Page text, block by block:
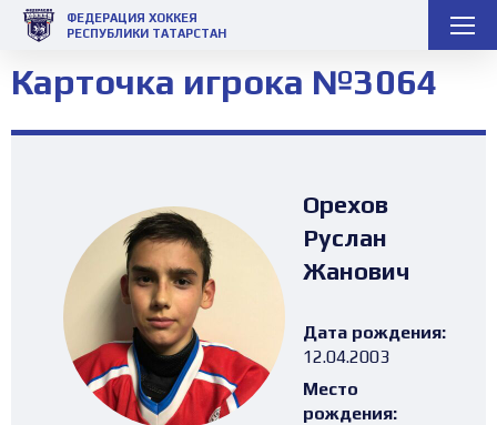
ФЕДЕРАЦИЯ ХОККЕЯ
РЕСПУБЛИКИ ТАТАРСТАН
Карточка игрока №3064
Орехов
Руслан
Жанович
Дата рождения:
12.04.2003
Место
рождения: